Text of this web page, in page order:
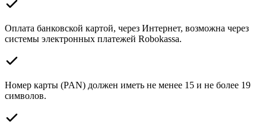
Оплата банковской картой, через Интернет, возможна через
системы электронных платежей Robokassa.
Номер карты (PAN) должен иметь не менее 15 и не более 19
символов.